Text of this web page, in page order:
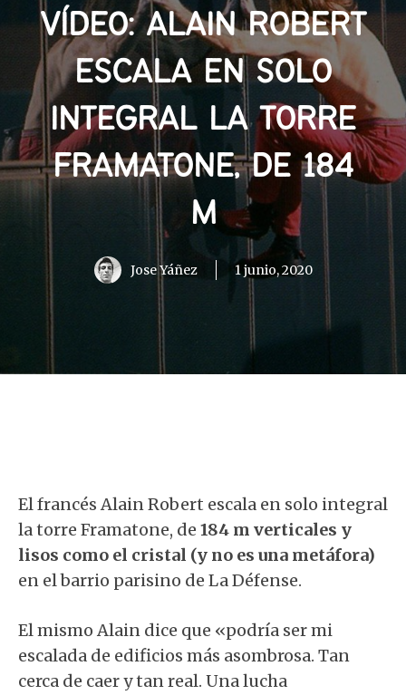
VÍDEO: ALAIN ROBERT
ESCALA EN SOLO
INTEGRAL LA TORRE
FRAMATONE, DE 184
M
Jose Yáñez 1 junio, 2020
El francés Alain Robert escala en solo integral
la torre Framatone, de 184 m verticales y
lisos como el cristal (y no es una metáfora)
en el barrio parisino de La Défense.
El mismo Alain dice que «podría ser mi
escalada de edificios más asombrosa. Tan
cerca de caer y tan real. Una lucha